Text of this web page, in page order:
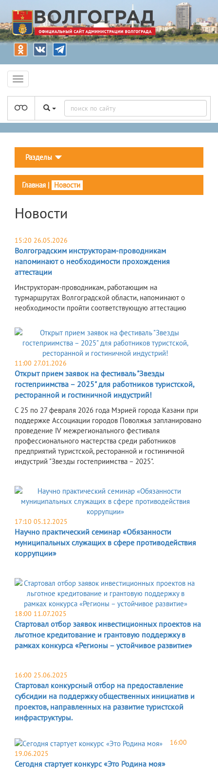
Разделы
Главная | Новости
Новости
15:20 26.05.2026
Волгоградским инструкторам-проводникам
напоминают о необходимости прохождения
аттестации
Инструкторам-проводникам, работающим на
турмаршрутах Волгоградской области, напоминают о
необходимости пройти соответствующую аттестацию
11:00 27.01.2026
Открыт прием заявок на фестиваль "Звезды
гостеприимства – 2025" для работников туристской,
ресторанной и гостиничной индустрий!
С 25 по 27 февраля 2026 года Мэрией города Казани при
поддержке Ассоциации городов Поволжья запланировано
проведение IV межрегионального фестиваля
профессионального мастерства среди работников
предприятий туристской, ресторанной и гостиничной
индустрий "Звезды гостеприимства – 2025".
17:10 05.12.2025
Научно практический семинар «Обязанности
муниципальных служащих в сфере противодействия
коррупции»
18:00 11.07.2025
Стартовал отбор заявок инвестиционных проектов на
льготное кредитование и грантовую поддержку в
рамках конкурса «Регионы – устойчивое развитие»
16:00 25.06.2025
Стартовал конкурсный отбор на предоставление
субсидии на поддержку общественных инициатив и
проектов, направленных на развитие туристской
инфраструктуры.
16:00
19.06.2025
Сегодня стартует конкурс «Это Родина моя»